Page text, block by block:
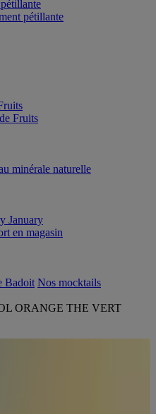
pétillante
Fruits
minérale naturelle
January
en magasin
Badoit Nos mocktails
ORANGE THE VERT